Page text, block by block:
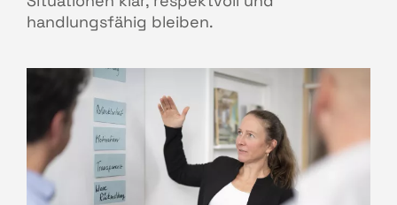
handlungsfähig bleiben.